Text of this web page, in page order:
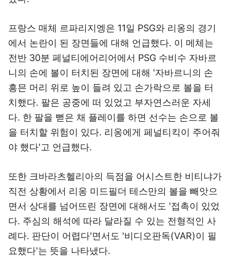
프랑스 매체 르파리지엥은 11일 PSG와 리옹의 경기
에서 논란이 된 장면들에 대해 언급했다. 이 메체는
전반 30분 페널티에어리어에서 PSG 수비수 자바르
니의 손에 볼이 터치된 장면에 대해 '자바르니의 손
흥믄 머리 위로 높이 들려 있고 손가락으로 볼을 터
치했다. 팔은 공중에 떠 있었고 부자연스러운 자세
다. 한 팔을 뻗은 채 플레이를 하면 선수는 손으로 볼
을 터치할 위험이 있다. 리옹에게 페널티킥이 주어줘
야 했다'고 언급했다.
또한 크바라츠헬리아의 득점을 어시스트한 비티냐가
직전 상황에서 리옹 미드필더 테스만의 볼을 빼앗으
면서 상대를 넘어뜨린 장면에 대해서도 '접촉이 있었
다. 주심의 해석에 따라 달라질 수 있는 전형적인 사
례다. 판단이 어렵다'면서도 '비디오판독(VAR)이 필
요했다'는 뜻을 나타냈다.